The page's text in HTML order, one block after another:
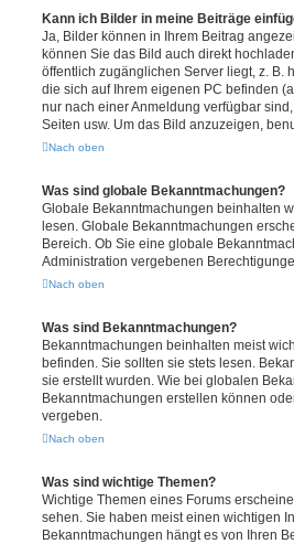
Kann ich Bilder in meine Beiträge
Ja, Bilder können in Ihrem Beitrag
können Sie das Bild auch direkt
öffentlich zugänglichen Server liegt, z. B.
die sich auf Ihrem eigenen PC befinden
nur nach einer Anmeldung verfügbar
Seiten usw. Um das Bild anzuzeigen,
Nach oben
Was sind globale Bekanntmachungen?
Globale Bekanntmachungen beinhalten
lesen. Globale Bekanntmachungen
Bereich. Ob Sie eine globale
Administration vergebenen
Nach oben
Was sind Bekanntmachungen?
Bekanntmachungen beinhalten meist
befinden. Sie sollten sie stets lesen.
sie erstellt wurden. Wie bei globalen
Bekanntmachungen erstellen können
vergeben.
Nach oben
Was sind wichtige Themen?
Wichtige Themen eines Forums
sehen. Sie haben meist einen wichtigen
Bekanntmachungen hängt es von Ihren